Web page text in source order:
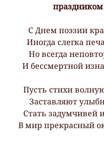
С Днем поэзии
Иногда слегка
Но всегда
И бессмертной
Пусть стихи
Заставляют
Стать задумчивей
В мир прекрасный